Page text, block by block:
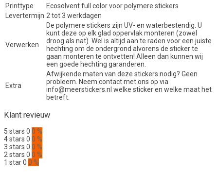
Printtype
Ecosolvent full color voor polymere stickers
Levertermijn 2 tot 3 werkdagen
Verwerken
De polymere stickers zijn UV- en waterbestendig. U
kunt deze op elk glad oppervlak monteren (zowel
droog als nat). Wel is altijd aan te raden voor een juiste
hechting om de ondergrond alvorens de sticker te
gaan monteren te ontvetten! Alleen dan kunnen wij
een goede hechting garanderen.
Extra
Afwijkende maten van deze stickers nodig? Geen
probleem. Neem contact met ons op via
info@meerstickers.nl welke sticker en welke maat het
betreft.
Klant revieuw
5 stars 0 0 %
4 stars 0 0 %
3 stars 0 0 %
2 stars 0 0 %
1 star0 0 %